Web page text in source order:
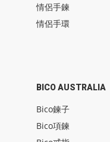
情侶手鍊
情侶手環
BICO AUSTRALIA
Bico鍊子
Bico項鍊